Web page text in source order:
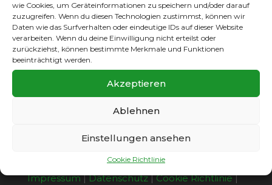
wie Cookies, um Geräteinformationen zu speichern und/oder darauf
zuzugreifen. Wenn du diesen Technologien zustimmst, können wir
Daten wie das Surfverhalten oder eindeutige IDs auf dieser Website
verarbeiten. Wenn du deine Einwilligung nicht erteilst oder
zurückziehst, können bestimmte Merkmale und Funktionen
beeinträchtigt werden.
Akzeptieren
Ablehnen
Einstellungen ansehen
Cookie Richtlinie
Das ursprünglich für Mittwoch angesetzte
Testspiel der 1. Männer gegen den 1. FC Lübars
wurde auf Donnerstag (11.08.2016) verlegt.
Anstoß in Gatow ist um 19.00 Uhr..
Copyright © 2026 - SC Gatow 1931 e.V. |
Impressum|Datenschutz|Cookie Richtlinie|